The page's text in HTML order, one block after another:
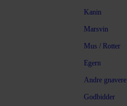
Kanin
Marsvin
Mus / Rotter
Egern
Andre gnavere
Godbidder